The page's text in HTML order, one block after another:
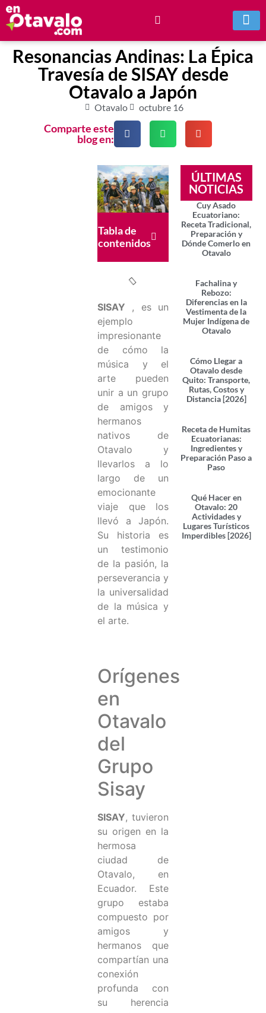
Resonancias Andinas: La Épica
Travesía de SISAY desde
Otavalo a Japón
Otavalo octubre 16
Comparte este
blog en:
Tabla de
contenidos
SISAY , es un
ejemplo
impresionante
de cómo la
música y el
arte pueden
unir a un grupo
de amigos y
hermanos
nativos de
Otavalo y
llevarlos a lo
largo de un
emocionante
viaje que los
llevó a Japón.
Su historia es
un testimonio
de la pasión, la
perseverancia y
la universalidad
de la música y
el arte.
Orígenes
en
Otavalo
del
Grupo
Sisay
SISAY, tuvieron
su origen en la
hermosa
ciudad de
Otavalo, en
Ecuador. Este
grupo estaba
compuesto por
amigos y
hermanos que
compartían una
conexión
profunda con
su herencia
ÚLTIMAS
NOTICIAS
Cuy Asado
Ecuatoriano:
Receta Tradicional,
Preparación y
Dónde Comerlo en
Otavalo
Fachalina y
Rebozo:
Diferencias en la
Vestimenta de la
Mujer Indígena de
Otavalo
Cómo Llegar a
Otavalo desde
Quito: Transporte,
Rutas, Costos y
Distancia [2026]
Receta de Humitas
Ecuatorianas:
Ingredientes y
Preparación Paso a
Paso
Qué Hacer en
Otavalo: 20
Actividades y
Lugares Turísticos
Imperdibles [2026]